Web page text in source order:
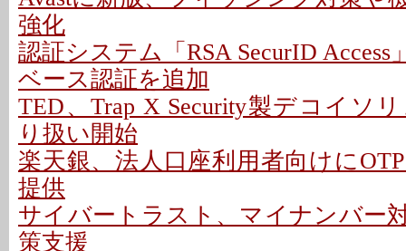
強化
認証システム「RSA SecurID
ベース認証を追加
TED、Trap X Security製デコイソ
り扱い開始
楽天銀、法人口座利用者向けに
提供
サイバートラスト、マイナンバー
策支援